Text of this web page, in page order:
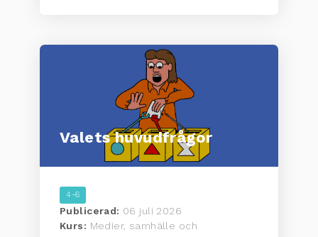
Valets huvudfrågor
4-6
Publicerad: 06 juli 2026
Kurs: Medier, samhälle och